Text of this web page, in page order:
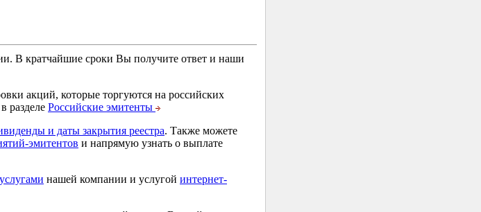
В кратчайшие сроки Вы получите ответ и наши
акций, которые торгуются на российских
разделе Российские эмитенты
и даты закрытия реестра. Также можете
эмитентов и напрямую узнать о выплате
нашей компании и услугой интернет-